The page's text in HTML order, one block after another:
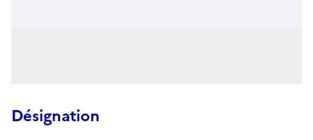
Désignation